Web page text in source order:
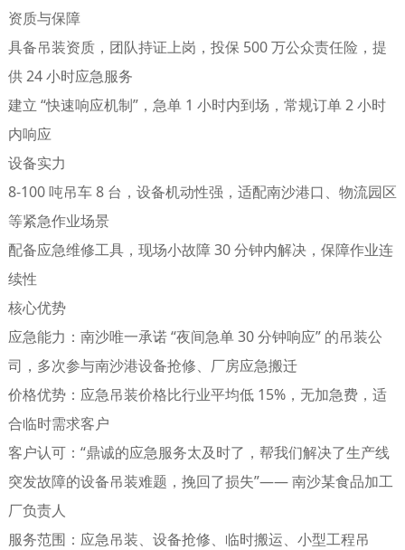
资质与保障
具备吊装资质，团队持证上岗，投保 500 万公众责任险，提
供 24 小时应急服务
建立 “快速响应机制”，急单 1 小时内到场，常规订单 2 小时
内响应
设备实力
8-100 吨吊车 8 台，设备机动性强，适配南沙港口、物流园区
等紧急作业场景
配备应急维修工具，现场小故障 30 分钟内解决，保障作业连
续性
核心优势
应急能力 ：南沙唯一承诺 “夜间急单 30 分钟响应” 的吊装公
司，多次参与南沙港设备抢修、厂房应急搬迁
价格优势：应急吊装价格比行业平均低 15%，无加急费，适
合临时需求客户
客户认可：“鼎诚的应急服务太及时了，帮我们解决了生产线
突发故障的设备吊装难题，挽回了损失”—— 南沙某食品加工
厂负责人
服务范围 ：应急吊装、设备抢修、临时搬运、小型工程吊